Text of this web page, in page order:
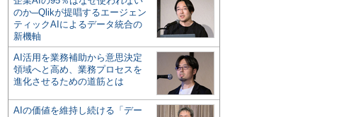
のか─Qlikが提唱するエージェン
ティックAIによるデータ統合の
新機軸
AI活用を業務補助から意思決定
領域へと高め、業務プロセスを
進化させるための道筋とは
AIの価値を維持し続ける「デー